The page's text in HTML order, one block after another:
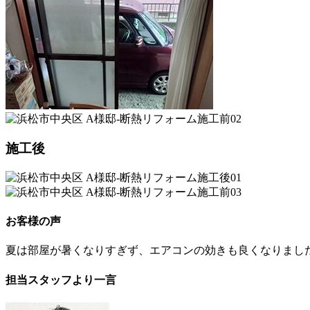
施工後
お客様の声
夏は部屋が暑くなりすぎず、エアコンの効きも良くなりまし
担当スタッフより一言